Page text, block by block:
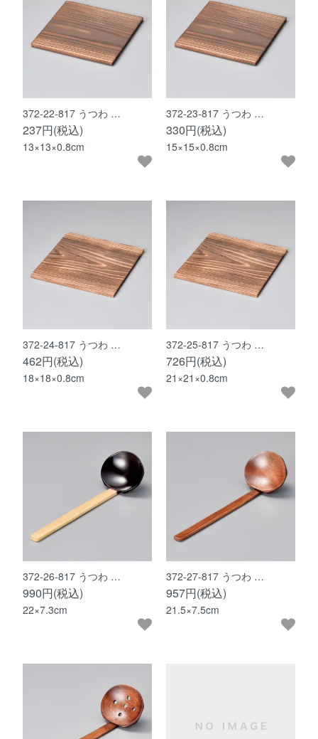
372-22-817 うつわ …
237円(税込)
13×13×0.8cm
372-23-817 うつわ …
330円(税込)
15×15×0.8cm
372-24-817 うつわ …
462円(税込)
18×18×0.8cm
372-25-817 うつわ …
726円(税込)
21×21×0.8cm
372-26-817 うつわ …
990円(税込)
22×7.3cm
372-27-817 うつわ …
957円(税込)
21.5×7.5cm